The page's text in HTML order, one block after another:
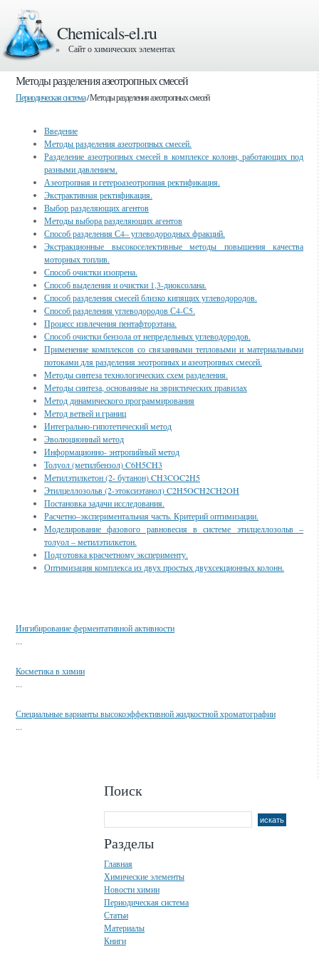
Chemicals-el.ru
» Сайт о химических элементах
Методы разделения азеотропных смесей
Периодическая система/ Методы разделения азеотропных смесей
Введение
Методы разделения азеотропных смесей.
Разделение азеотропных смесей в комплексе колонн, работающих под
разными давлением.
Азеотропная и гетероазеотропная ректификация.
Экстрактивная ректификация.
Выбор разделяющих агентов
Методы выбора разделяющих агентов
Способ разделения С4– углеводородных фракций.
Экстракционные высокоселективные методы повышения качества
моторных топлив.
Способ очистки изопрена.
Способ выделения и очистки 1,3-диоксолана.
Способ разделения смесей близко кипящих углеводородов.
Способ разделения углеводородов С4-С5.
Процесс извлечения пентафторэтана.
Способ очистки бензола от непредельных углеводородов.
Применение комплексов со связанными тепловыми и материальными
потоками для разделения зеотропных и азеотропных смесей.
Методы синтеза технологических схем разделения.
Методы синтеза, основанные на эвристических правилах
Метод динамического программирования
Метод ветвей и границ
Интегрально-гипотетический метод
Эволюционный метод
Информационно- энтропийный метод
Толуол (метилбензол) C6H5CH3
Метилэтилкетон (2- бутанон) CH3COC2H5
Этилцеллозольв (2-этоксиэтанол) C2H5OCH2CH2OH
Постановка задачи исследования.
Расчетно–экспериментальная часть. Критерий оптимизации.
Моделирование фазового равновесия в системе этилцеллозольв –
толуол – метилэтилкетон.
Подготовка красчетному эксперименту.
Оптимизация комплекса из двух простых двухсекционных колонн.
Ингибирование ферментативной активности
...
Косметика в химии
...
Специальные варианты высокоэффективной жидкостной хроматографии
...
Поиск
Разделы
Главная
Химические элементы
Новости химии
Периодическая система
Статьи
Материалы
Книги